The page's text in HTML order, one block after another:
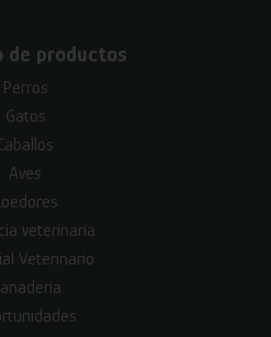
de productos
Perros
Gatos
Aves
veterinaria
Veterinario